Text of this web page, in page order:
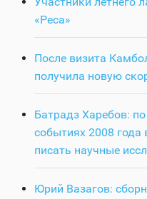
«Реса»
После визита
получила новую
Батрадз Харебов:
событиях 2008
писать научные
Юрий Вазагов: